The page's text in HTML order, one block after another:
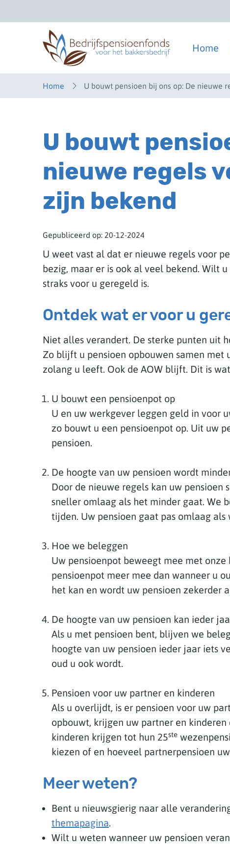
naar
Home
Home U bouwt pensioen bij ons op: De nieuwe
U bouwt
nieuwe regels
zijn bekend
Gepubliceerd op: 20-12-2024
U weet vast al dat er nieuwe regels voor
bezig, maar er is ook al veel bekend. Wilt
straks voor u geregeld is.
Ontdek wat er voor u
Niet alles verandert. De sterke punten uit
Zo blijft u pensioen opbouwen samen met
zolang u leeft. Ook de AOW blijft. Dit is
U bouwt een pensioenpot op
U en uw werkgever leggen geld in voor
zo bouwt u een pensioenpot op. Uit uw
pensioen.
De hoogte van uw pensioen wordt
Door de nieuwe regels kan uw
sneller omlaag als het minder gaat. We
tijden. Uw pensioen gaat pas omlaag als
Hoe we beleggen
Uw pensioenpot beweegt mee met
pensioenpot meer mee dan wanneer u
het kan en wordt uw pensioen zekerder
De hoogte van uw pensioen kan ieder
Als u met pensioen bent, blijven we
hoogte van uw pensioen ieder jaar iets
oud u ook wordt.
Pensioen voor uw partner en kinderen
Als u overlijdt, is er pensioen voor uw
opbouwt, krijgen uw partner en
kinderen krijgen tot hun 25ste
kiezen of en hoeveel partnerpensioen
Meer weten?
Bent u nieuwsgierig naar alle
themapagina.
Wilt u weten wanneer uw pensioen